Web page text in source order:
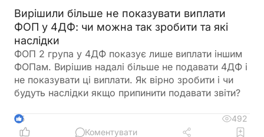
Вирішили більше не показувати виплати
ФОП у 4ДФ: чи можна так зробити та які
наслідки
ФОП 2 група у 4ДФ показує лише виплати іншим
ФОПам. Вирішив надалі більше не подавати 4ДФ і
не показувати ці виплати. Як вірно зробити і чи
будуть наслідки якщо припинити подавати звіти?
5
492
Коментувати